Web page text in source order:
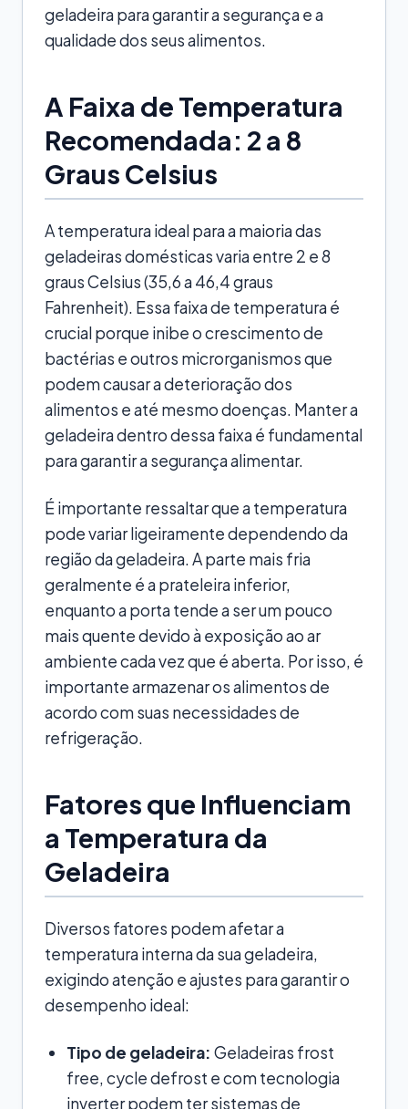
geladeira para garantir a segurança e a
qualidade dos seus alimentos.
A Faixa de Temperatura
Recomendada: 2 a 8
Graus Celsius
A temperatura ideal para a maioria das
geladeiras domésticas varia entre 2 e 8
graus Celsius (35,6 a 46,4 graus
Fahrenheit). Essa faixa de temperatura é
crucial porque inibe o crescimento de
bactérias e outros microrganismos que
podem causar a deterioração dos
alimentos e até mesmo doenças. Manter a
geladeira dentro dessa faixa é fundamental
para garantir a segurança alimentar.
É importante ressaltar que a temperatura
pode variar ligeiramente dependendo da
região da geladeira. A parte mais fria
geralmente é a prateleira inferior,
enquanto a porta tende a ser um pouco
mais quente devido à exposição ao ar
ambiente cada vez que é aberta. Por isso, é
importante armazenar os alimentos de
acordo com suas necessidades de
refrigeração.
Fatores que Influenciam
a Temperatura da
Geladeira
Diversos fatores podem afetar a
temperatura interna da sua geladeira,
exigindo atenção e ajustes para garantir o
desempenho ideal:
Tipo de geladeira: Geladeiras frost
free, cycle defrost e com tecnologia
inverter podem ter sistemas de